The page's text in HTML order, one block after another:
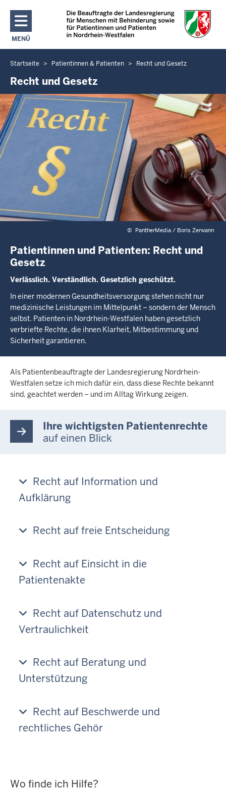
Direkt zum Inhalt
MENÜ
NAVIGATION AKTIVIEREN/DEAKTIVIEREN: HAUPTMENÜ
Sie
befinden
hier
Startseite Patientinnen & Patienten Recht und Gesetz
Recht und Gesetz
© PantherMedia / Boris Zerwann
Patientinnen und Patienten: Recht und
Gesetz
Verlässlich. Verständlich. Gesetzlich geschützt.
In einer modernen Gesundheitsversorgung stehen nicht nur
medizinische Leistungen im Mittelpunkt – sondern der Mensch
selbst. Patienten in Nordrhein-Westfalen haben gesetzlich
verbriefte Rechte, die ihnen Klarheit, Mitbestimmung und
Sicherheit garantieren.
Als Patientenbeauftragte der Landesregierung Nordrhein-
Westfalen setze ich mich dafür ein, dass diese Rechte bekannt
sind, geachtet werden – und im Alltag Wirkung zeigen.
Ihre wichtigsten Patientenrechte
auf einen Blick
Recht auf Information und
Aufklärung
Recht auf freie Entscheidung
Recht auf Einsicht in die
Patientenakte
Recht auf Datenschutz und
Vertraulichkeit
Recht auf Beratung und
Unterstützung
Recht auf Beschwerde und
rechtliches Gehör
Wo finde ich Hilfe?